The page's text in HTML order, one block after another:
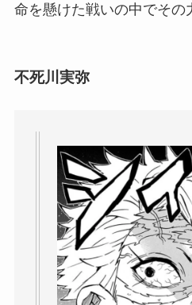
命を懸けた戦いの中でその
不死川実弥